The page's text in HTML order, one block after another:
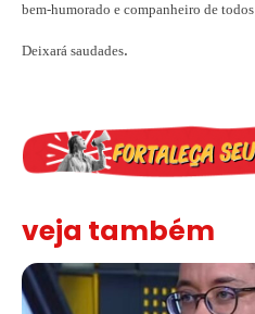
bem-humorado e companheiro de
Deixará saudades.
veja também
Solidariedade ao jornalista Caê